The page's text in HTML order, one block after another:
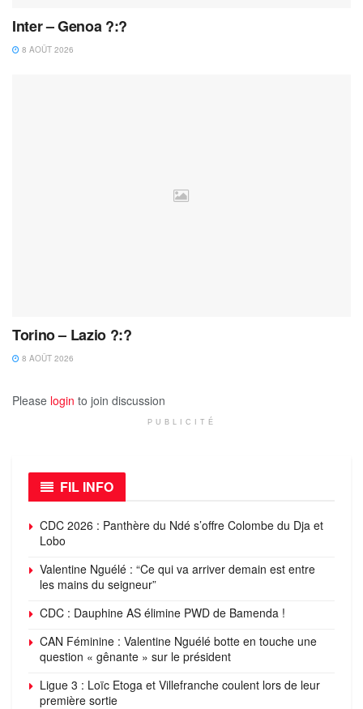
Inter – Genoa ?:?
8 AOÛT 2026
Torino – Lazio ?:?
8 AOÛT 2026
Please login to join discussion
PUBLICITÉ
FIL INFO
CDC 2026 : Panthère du Ndé s’offre Colombe du Dja et
Lobo
Valentine Nguélé : “Ce qui va arriver demain est entre
les mains du seigneur”
CDC : Dauphine AS élimine PWD de Bamenda !
CAN Féminine : Valentine Nguélé botte en touche une
question « gênante » sur le président
Ligue 3 : Loïc Etoga et Villefranche coulent lors de leur
première sortie